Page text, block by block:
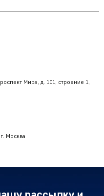
Мира, д. 101, строение 1,
Москва